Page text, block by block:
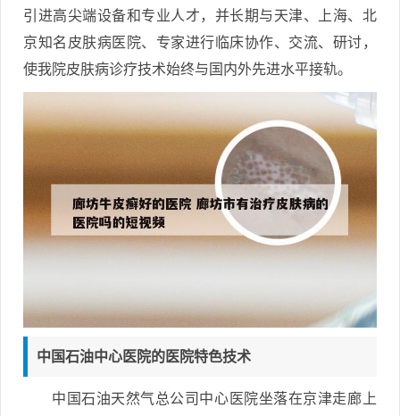
引进高尖端设备和专业人才，并长期与天津、上海、北
京知名皮肤病医院、专家进行临床协作、交流、研讨，
使我院皮肤病诊疗技术始终与国内外先进水平接轨。
中国石油中心医院的医院特色技术
中国石油天然气总公司中心医院坐落在京津走廊上